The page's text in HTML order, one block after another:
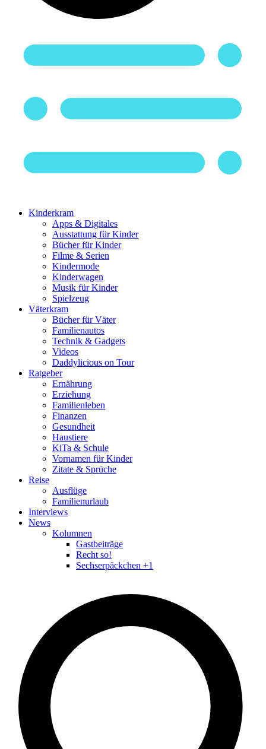
Kinderkram
Apps & Digitales
Ausstattung für Kinder
Bücher für Kinder
Filme & Serien
Kindermode
Kinderwagen
Musik für Kinder
Spielzeug
Väterkram
Bücher für Väter
Familienautos
Technik & Gadgets
Videos
Daddylicious on Tour
Ratgeber
Ernährung
Erziehung
Familienleben
Finanzen
Gesundheit
Haustiere
KiTa & Schule
Vornamen für Kinder
Zitate & Sprüche
Reise
Ausflüge
Familienurlaub
Interviews
News
Kolumnen
Gastbeiträge
Recht so!
Sechserpäckchen +1